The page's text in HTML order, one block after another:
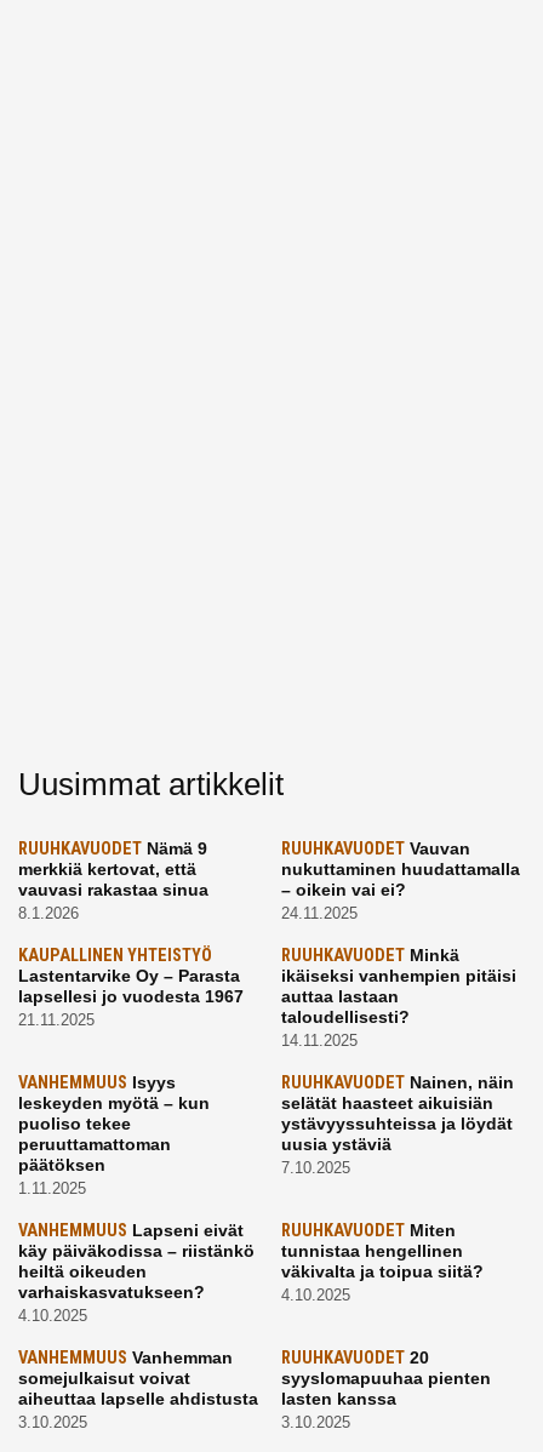
Uusimmat artikkelit
RUUHKAVUODET Nämä 9
merkkiä kertovat, että
vauvasi rakastaa sinua
8.1.2026
RUUHKAVUODETVauvan
nukuttaminen huudattamalla
– oikein vai ei?
24.11.2025
KAUPALLINEN YHTEISTYÖ
Lastentarvike Oy – Parasta
lapsellesi jo vuodesta 1967
21.11.2025
RUUHKAVUODETMinkä
ikäiseksi vanhempien pitäisi
auttaa lastaan
taloudellisesti?
14.11.2025
VANHEMMUUS Isyys
leskeyden myötä – kun
puoliso tekee
peruuttamattoman
päätöksen
1.11.2025
RUUHKAVUODETNainen, näin
selätät haasteet aikuisiän
ystävyyssuhteissa ja löydät
uusia ystäviä
7.10.2025
VANHEMMUUS Lapseni eivät
käy päiväkodissa – riistänkö
heiltä oikeuden
varhaiskasvatukseen?
4.10.2025
RUUHKAVUODETMiten
tunnistaa hengellinen
väkivalta ja toipua siitä?
4.10.2025
VANHEMMUUS Vanhemman
somejulkaisut voivat
aiheuttaa lapselle ahdistusta
3.10.2025
RUUHKAVUODET20
syyslomapuuhaa pienten
lasten kanssa
3.10.2025